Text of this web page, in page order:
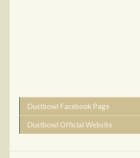
Dustbowl Facebook Page
Dustbowl Official Website